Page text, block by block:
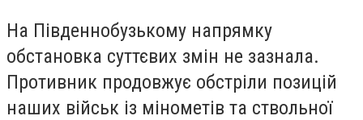
На Південнобузькому напрямку
обстановка суттєвих змін не зазнала.
Противник продовжує обстріли позицій
наших військ із мінометів та ствольної